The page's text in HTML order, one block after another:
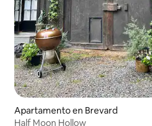
Apartamento en Brevard
Half Moon Hollow